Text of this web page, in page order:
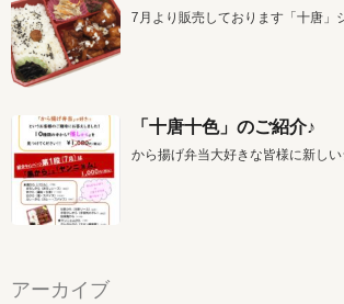
7月より販売しております「十唐」
「十唐十色」のご紹介♪
から揚げ弁当大好きな皆様に新し
アーカイブ